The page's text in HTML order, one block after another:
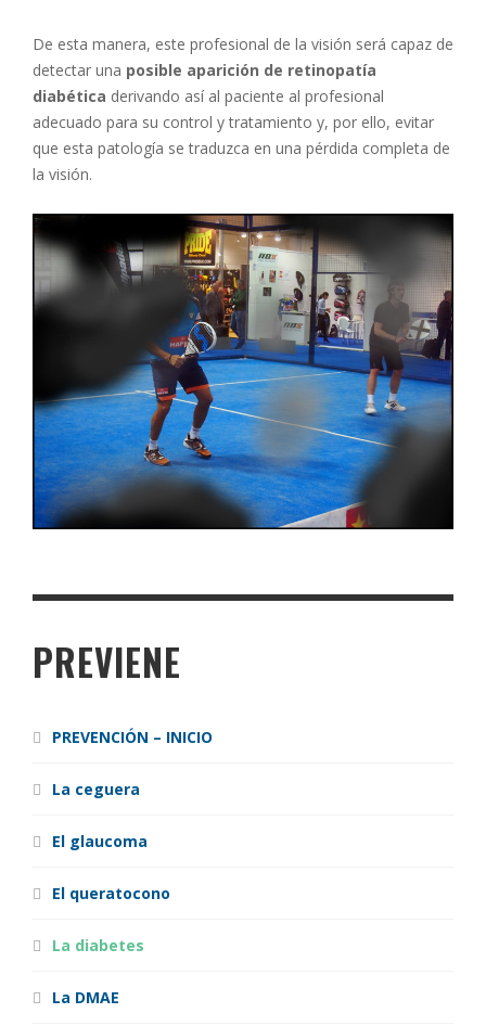
De esta manera, este profesional de la visión será capaz de
detectar una posible aparición de retinopatía
diabética derivando así al paciente al profesional
adecuado para su control y tratamiento y, por ello, evitar
que esta patología se traduzca en una pérdida completa de
la visión.
PREVIENE
PREVENCIÓN – INICIO
La ceguera
El glaucoma
El queratocono
La diabetes
La DMAE